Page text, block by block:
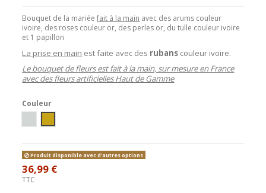
Bouquet de la mariéefait à la main avec des arums couleur
ivoire, des roses couleur or, des perles or, du tulle couleur ivoire
et 1 papillon
La prise en main est faite avec des rubans couleur ivoire.
Le bouquet de fleurs est fait à la main, sur mesure en France
avec des fleurs artificielles Haut de Gamme
Couleur
Produit disponible avec d'autres options
36,99 €
TTC